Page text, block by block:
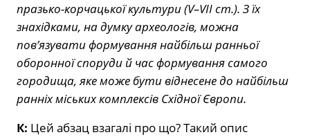
празько-корчацької культури (V–VII ст.). З їх
знахідками, на думку археологів, можна
пов’язувати формування найбільш ранньої
оборонної споруди й час формування самого
городища, яке може бути віднесене до найбільш
ранніх міських комплексів Східної Європи.
К: Цей абзац взагалі про що? Такий опис